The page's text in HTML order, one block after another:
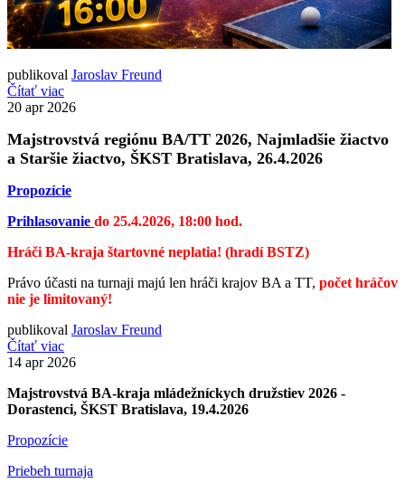
publikoval Jaroslav Freund
Čítať viac
20 apr 2026
Majstrovstvá regiónu BA/TT 2026, Najmladšie žiactvo
a Staršie žiactvo, ŠKST Bratislava, 26.4.2026
Propozície
Prihlasovanie do 25.4.2026, 18:00 hod.
Hráči BA-kraja štartovné neplatia! (hradí BSTZ)
Právo účasti na turnaji majú len hráči krajov BA a TT, počet hráčov
nie je limitovaný!
publikoval Jaroslav Freund
Čítať viac
14 apr 2026
Majstrovstvá BA-kraja mládežníckych družstiev 2026 -
Dorastenci, ŠKST Bratislava, 19.4.2026
Propozície
Priebeh turnaja